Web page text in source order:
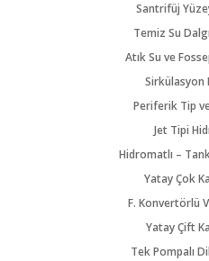
Santrifüj
Temiz Su
Atık Su ve
Sirkülasyon
Periferik Tip
Jet Tipi
Hidromatlı –
Yatay Çok
F. Konvertörlü
Yatay Çift
Tek Pompalı